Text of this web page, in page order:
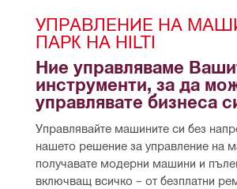
УПРАВЛЕНИЕ НА
ПАРК НА HILTI
Ние управляваме
инструменти, за да
управлявате бизнеса
Управлявайте машините си без
нашето решение за управление на
получавате модерни машини и пълен
включващ всичко – от безплатни